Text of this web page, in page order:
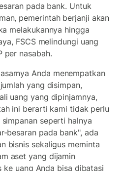
pada bank. Untuk
pemerintah berjanji akan
melakukannya hingga
FSCS melindungi uang
per nasabah.
Anda menempatkan
yang disimpan,
uang yang dipinjamnya,
ini berarti kami tidak perlu
seperti halnya
besaran pada bank", ada
bisnis sekaligus meminta
aset yang dijamin
ke uang Anda bisa dibatasi